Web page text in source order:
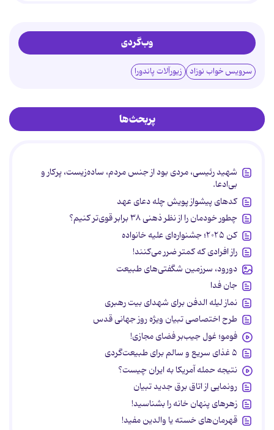
وب‌گردی
سرویس خواب نوزاد زیورآلات پاندورا
پربحث‌ها
شهید رئیسی، مردی بود از جنس مردم، ساده‌زیست، پرکار و
بی‌ادعا.
کدهای پیشواز پویش چله دعای عهد
چطور خودمان را از نظر ذهنی ۳۸ برابر قوی‌تر کنیم؟
کن ۲۰۲۵؛ جشنواره‌ای علیه خانواده
راز افرادی که کمتر ضرر می‌کنند!
دورود، سرزمین شگفتی‌های طبیعت
جان فدا
نماز لیله الدفن برای شهدای بیت رهبری
طرح اختصاصی تبیان ویژه روز جهانی قدس
فومو؛ غول جیب‌بر فضای مجازی!
۵ غذای سریع و سالم برای طبیعت‌گردی
نتیجه حمله آمریکا به ایران چیست؟
رونمایی از اتاق برق جدید تبیان
زهرهای پنهان خانه را بشناسید!
قهرمان‌های خسته یا والدین مفید!